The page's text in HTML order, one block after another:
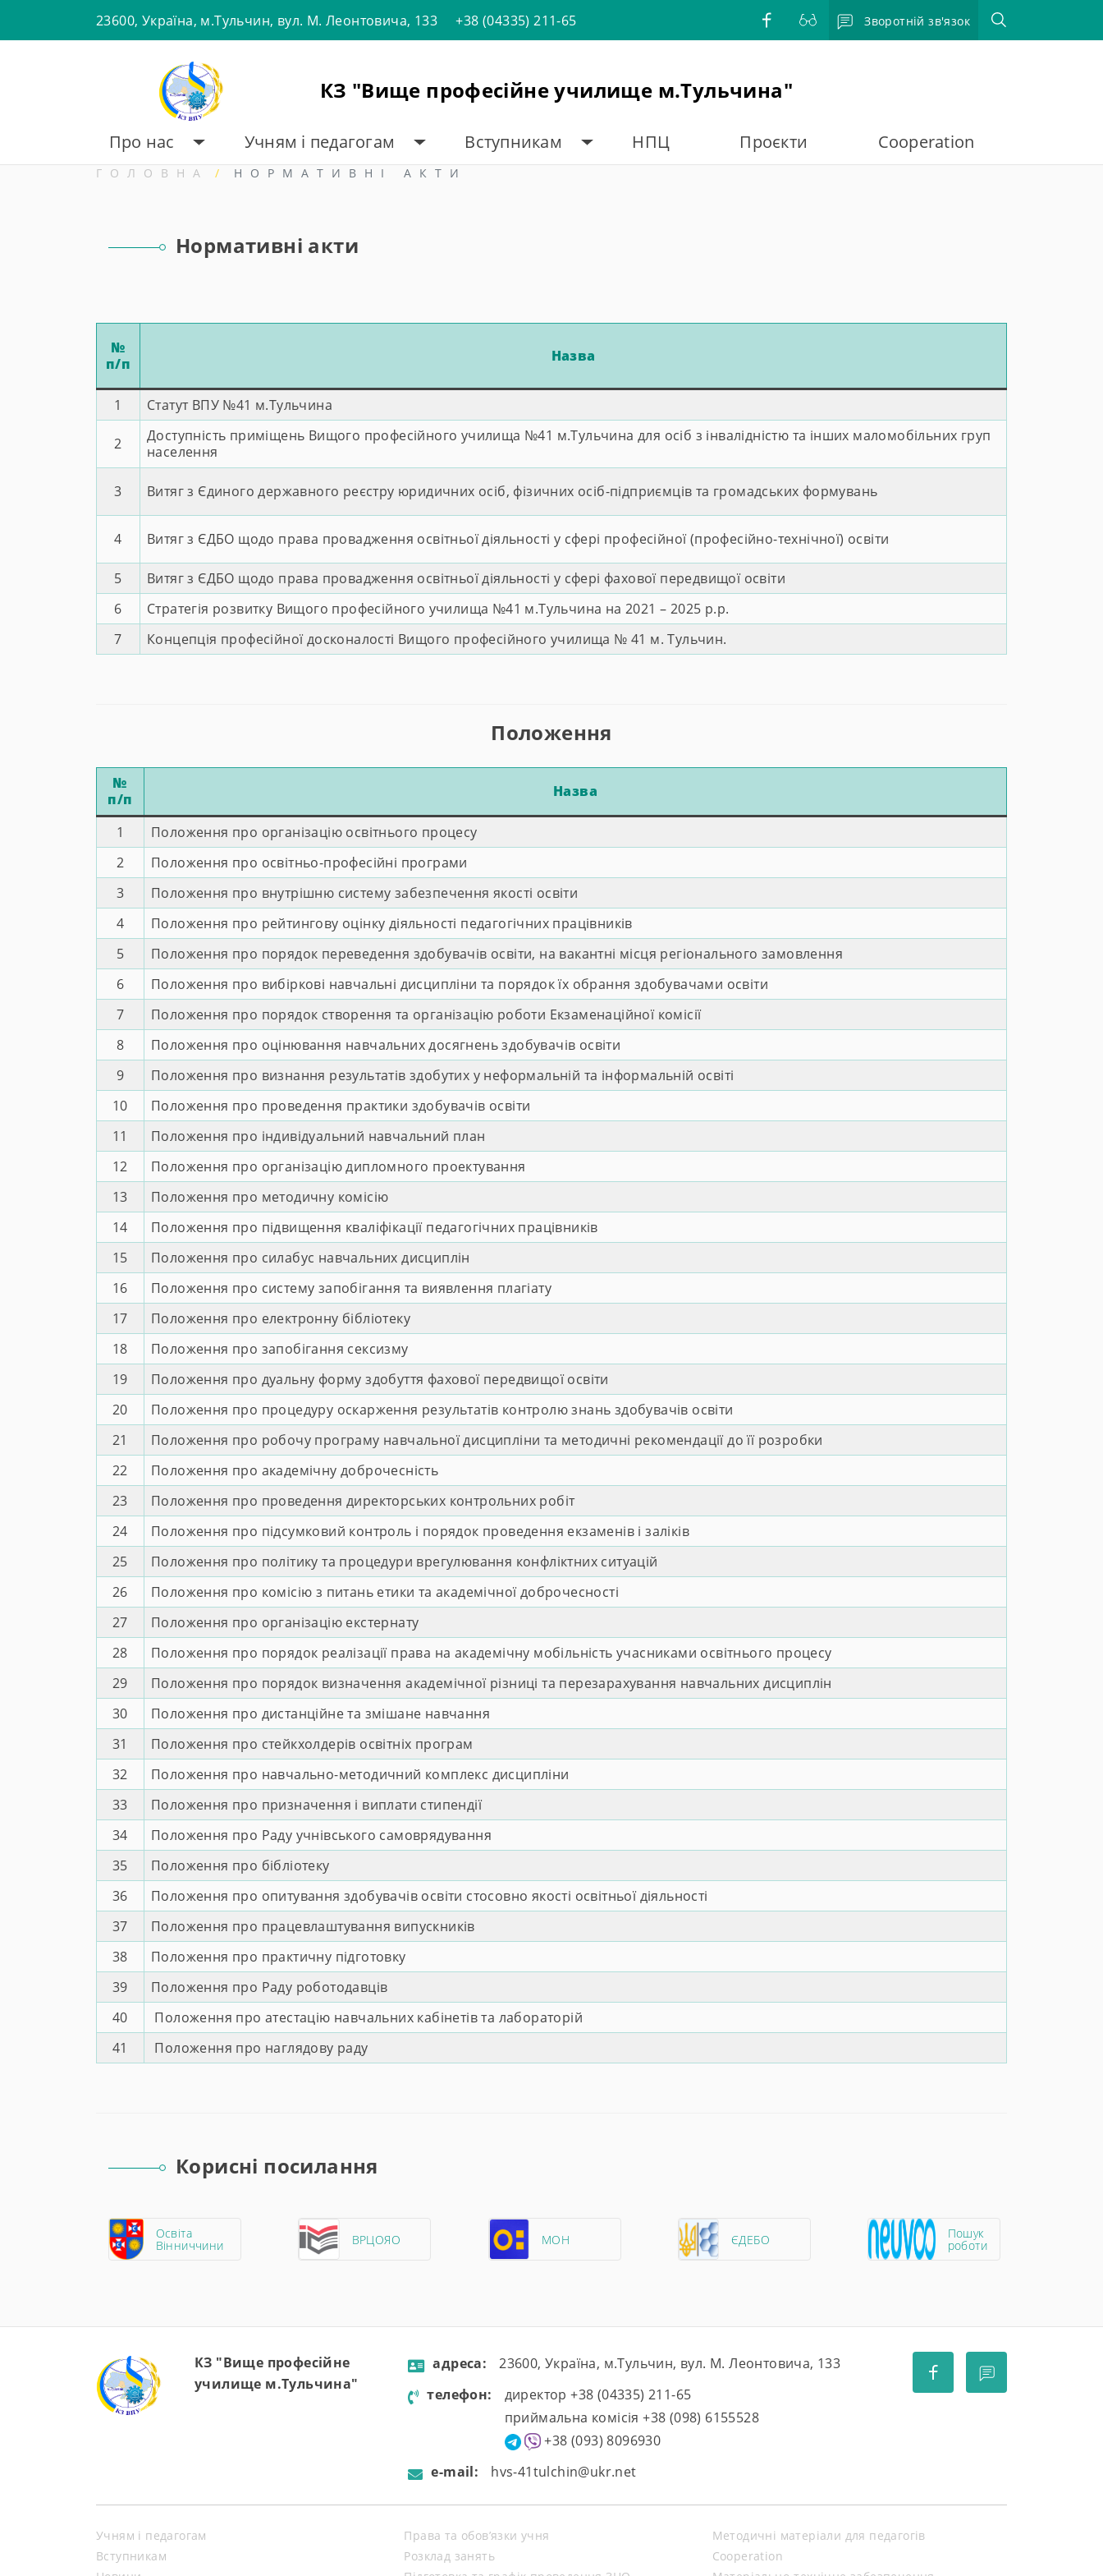
23600, Україна, м.Тульчин, вул. М. Леонтовича, 133 +38 (04335) 211-65 Зворотній зв'язок
КЗ "Вище професійне училище м.Тульчина"
Про нас Учням і педагогам Вступникам НПЦ Проєкти Cooperation
ГОЛОВНА НОРМАТИВНІ АКТИ
Нормативні акти
№
п/п
Назва
1 Статут ВПУ №41 м.Тульчина
2
Доступність приміщень Вищого професійного училища №41 м.Тульчина для осіб з інвалідністю та інших маломобільних груп
населення
3 Витяг з Єдиного державного реєстру юридичних осіб, фізичних осіб-підприємців та громадських формувань
4 Витяг з ЄДБО щодо права провадження освітньої діяльності у сфері професійної (професійно-технічної) освіти
5
Витяг з ЄДБО щодо права провадження освітньої діяльності у сфері фахової передвищої освіти
6
Стратегія розвитку Вищого професійного училища №41 м.Тульчина на 2021 – 2025 р.р.
7
Концепція професійної досконалості Вищого професійного училища № 41 м. Тульчин.
Положення
№
п/п
Назва
1
Положення про організацію освітнього процесу
2
Положення про освітньо-професійні програми
3
Положення про внутрішню систему забезпечення якості освіти
4
Положення про рейтингову оцінку діяльності педагогічних працівників
5
Положення про порядок переведення здобувачів освіти, на вакантні місця регіонального замовлення
6
Положення про вибіркові навчальні дисципліни та порядок їх обрання здобувачами освіти
7
Положення про порядок створення та організацію роботи Екзаменаційної комісії
8
Положення про оцінювання навчальних досягнень здобувачів освіти
9
Положення про визнання результатів здобутих у неформальній та інформальній освіті
10
Положення про проведення практики здобувачів освіти
11
Положення про індивідуальний навчальний план
12
Положення про організацію дипломного проектування
13
Положення про методичну комісію
14
Положення про підвищення кваліфікації педагогічних працівників
15
Положення про силабус навчальних дисциплін
16
Положення про систему запобігання та виявлення плагіату
17
Положення про електронну бібліотеку
18
Положення про запобігання сексизму
19
Положення про дуальну форму здобуття фахової передвищої освіти
20
Положення про процедуру оскарження результатів контролю знань здобувачів освіти
21
Положення про робочу програму навчальної дисципліни та методичні рекомендації до її розробки
22
Положення про академічну доброчесність
23
Положення про проведення директорських контрольних робіт
24
Положення про підсумковий контроль і порядок проведення екзаменів і заліків
25
Положення про політику та процедури врегулювання конфліктних ситуацій
26
Положення про комісію з питань етики та академічної доброчесності
27
Положення про організацію екстернату
28
Положення про порядок реалізації права на академічну мобільність учасниками освітнього процесу
29
Положення про порядок визначення академічної різниці та перезарахування навчальних дисциплін
30
Положення про дистанційне та змішане навчання
31
Положення про стейкхолдерів освітніх програм
32
Положення про навчально-методичний комплекс дисципліни
33
Положення про призначення і виплати стипендії
34
Положення про Раду учнівського самоврядування
35
Положення про бібліотеку
36
Положення про опитування здобувачів освіти стосовно якості освітньої діяльності
37
Положення про працевлаштування випускників
38
Положення про практичну підготовку
39
Положення про Раду роботодавців
40
Положення про атестацію навчальних кабінетів та лабораторій
41
Положення про наглядову раду
Корисні посилання
Освіта
Вінниччини ВРЦОЯО МОН ЄДЕБО Пошук
роботи
КЗ "Вище професійне
училище м.Тульчина"
aдресa:
23600, Україна, м.Тульчин, вул. М. Леонтовича, 133
телефон:
директор +38 (04335) 211-65
приймальна комісія +38 (098) 6155528
+38 (093) 8096930
e-mail:
hvs-41tulchin@ukr.net
Учням і педагогам
Вступникам
Права та обов’язки учня
Розклад занять
Методичні матеріали для педагогів
Cooperation